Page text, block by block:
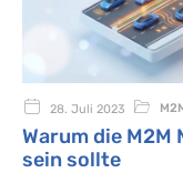
28. Juli 2023
Warum die M2M
sein sollte